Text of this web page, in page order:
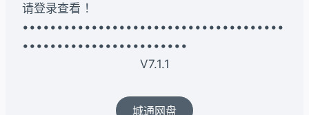
请登录查看 ！
••••••••••••••••••••••••••••••••••••••
••••••••••••••••••••••••
V7.1.1
城通网盘